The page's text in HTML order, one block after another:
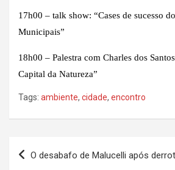
17h00 – talk show: “Cases de sucesso
Municipais”
18h00 – Palestra com Charles dos
Capital da Natureza”
Tags: ambiente, cidade, encontro
O desabafo de Malucelli após